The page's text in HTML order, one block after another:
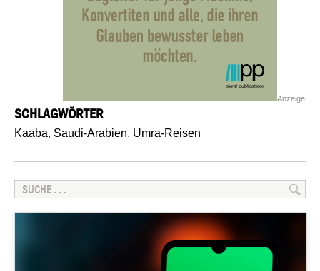
Anzeige
SCHLAGWÖRTER
Kaaba, Saudi-Arabien, Umra-Reisen